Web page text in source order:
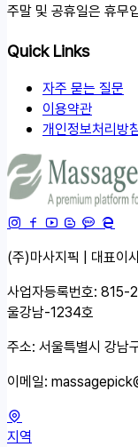
주말 및 공휴일은 휴무
Quick Links
자주 묻는 질문
이용약관
개인정보처리방
(주)마사지픽 | 대표이
사업자등록번호:
울강남-1234호
주소: 서울특별시 강남
이메일:
지역